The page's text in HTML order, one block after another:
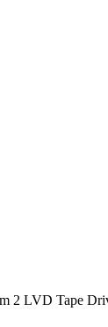
2 LVD Tape